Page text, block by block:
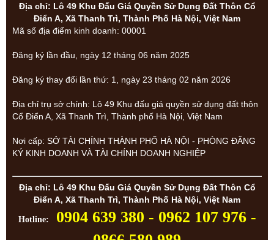
Địa chỉ: Lô 49 Khu Đấu Giá Quyền Sử Dụng Đất Thôn Cổ
Điển A, Xã Thanh Trì, Thành Phố Hà Nội, Việt Nam
Mã số địa điểm kinh doanh: 00001
Đăng ký lần đầu, ngày 12 tháng 06 năm 2025
Đăng ký thay đổi lần thứ: 1, ngày 23 tháng 02 năm 2026
Địa chỉ trụ sở chính: Lô 49 Khu đấu giá quyền sử dụng đất thôn
Cổ Điển A, Xã Thanh Trì, Thành phố Hà Nội, Việt Nam
Nơi cấp: SỞ TÀI CHÍNH THÀNH PHỐ HÀ NỘI - PHÒNG ĐĂNG
KÝ KINH DOANH VÀ TÀI CHÍNH DOANH NGHIỆP
Địa chỉ: Lô 49 Khu Đấu Giá Quyền Sử Dụng Đất Thôn Cổ
Điển A, Xã Thanh Trì, Thành Phố Hà Nội, Việt Nam
Hotline: 0904 639 380 - 0962 107 976 -